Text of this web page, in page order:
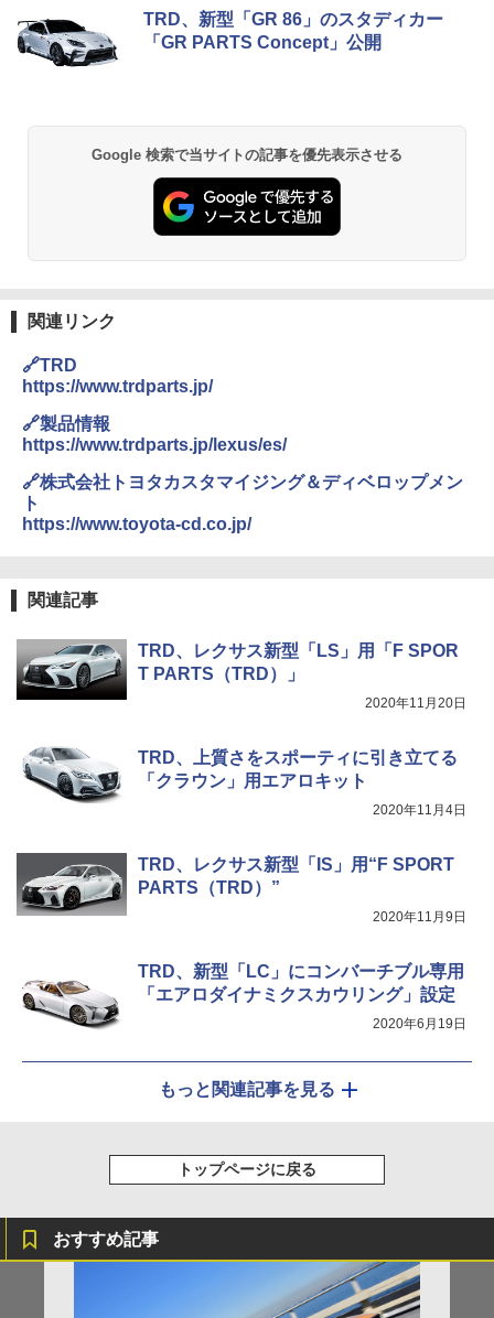
TRD、新型「GR 86」のスタディカー
「GR PARTS Concept」公開
Google 検索で当サイトの記事を優先表示させる
関連リンク
🔗TRD
https://www.trdparts.jp/
🔗製品情報
https://www.trdparts.jp/lexus/es/
🔗株式会社トヨタカスタマイジング＆ディベロップメン
ト
https://www.toyota-cd.co.jp/
関連記事
TRD、レクサス新型「LS」用「F SPOR
T PARTS（TRD）」
2020年11月20日
TRD、上質さをスポーティに引き立てる
「クラウン」用エアロキット
2020年11月4日
TRD、レクサス新型「IS」用“F SPORT
PARTS（TRD）”
2020年11月9日
TRD、新型「LC」にコンバーチブル専用
「エアロダイナミクスカウリング」設定
2020年6月19日
もっと関連記事を見る
トップページに戻る
おすすめ記事